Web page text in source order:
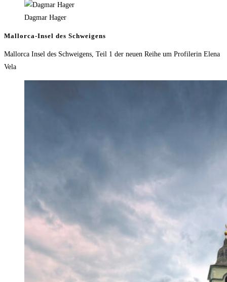
Dagmar Hager
Mallorca-Insel des Schweigens
Mallorca Insel des Schweigens, Teil 1 der neuen Reihe um Profilerin Elena
Vela